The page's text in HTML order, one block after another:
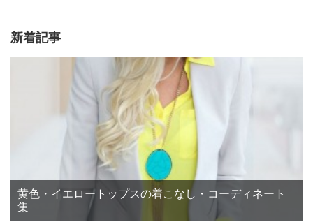
新着記事
黄色・イエロートップスの着こなし・コーディネート
集